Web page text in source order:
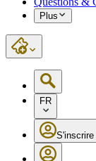
Plus
FR
S'inscrire